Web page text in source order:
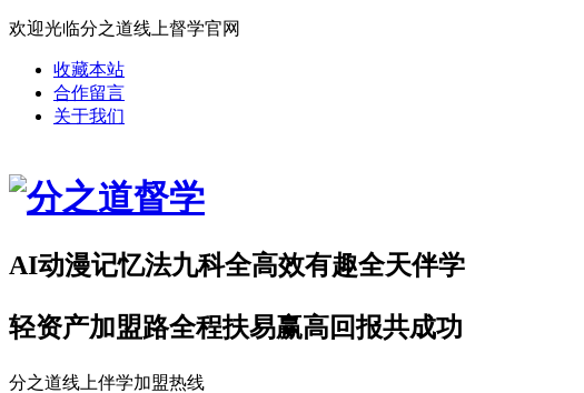
欢迎光临分之道线上督学官网
收藏本站
合作留言
关于我们
AI动漫记忆法九科全高效有趣全天伴学
轻资产加盟路全程扶易赢高回报共成功
分之道线上伴学加盟热线